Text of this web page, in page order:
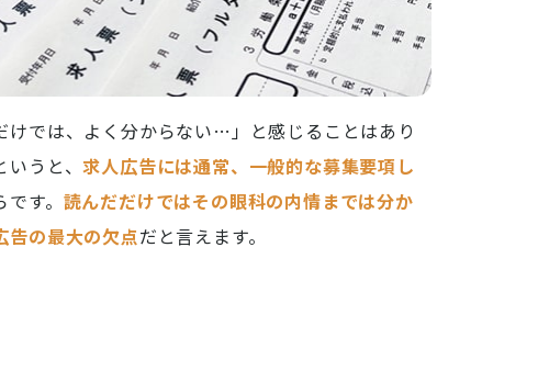
けでは、よく分からない…」と感じることはあり
いうと、求人広告には通常、一般的な募集要項し
です。 読んだだけではその眼科の内情までは分か
告の最大の欠点だと言えます。